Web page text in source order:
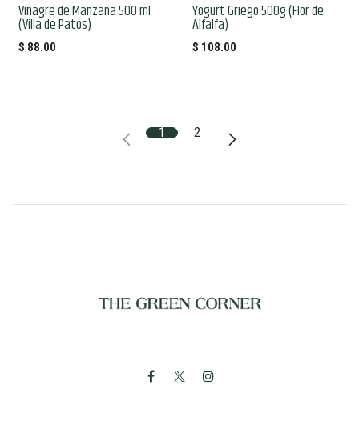
Vinagre de Manzana 500 ml
(Villa de Patos)
$ 88.00
Yogurt Griego 500g (Flor de
Alfalfa)
$ 108.00
1 2